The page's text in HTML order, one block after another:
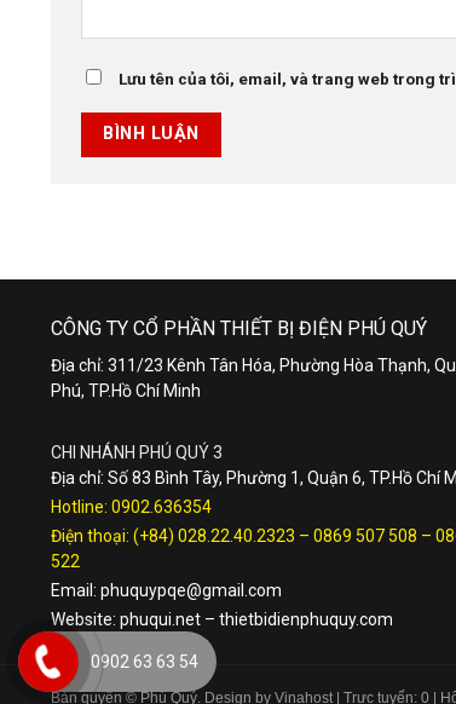
Lưu tên của tôi, email, và trang web trong
CÔNG TY CỔ PHẦN THIẾT BỊ ĐIỆN PHÚ QUÝ
Địa chỉ: 311/23 Kênh Tân Hóa, Phường Hòa Thạnh,
Phú, TP.Hồ Chí Minh
CHI NHÁNH PHÚ QUÝ 3
Địa chỉ: Số 83 Bình Tây, Phường 1, Quận 6, TP.Hồ Chí
Hotline: 0902.636354
Điện thoại: (+84) 028.22.40.2323 – 0869 507 508 –
522
Email: phuquypqe@gmail.com
Website: phuqui.net – thietbidienphuquy.com
Bản quyền © Phú Quý. Design by Vinahost | Trực tuyến: 0 |
0902 63 63 54